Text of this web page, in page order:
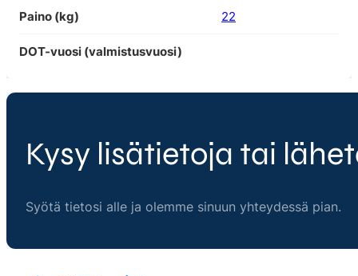
Paino (kg) 22
DOT-vuosi (valmistusvuosi)
Kysy lisätietoja tai
Syötä tietosi alle ja olemme sinuun yhteydessä pian.